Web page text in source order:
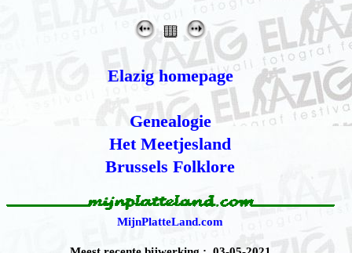
Elazig homepage
Genealogie
Het Meetjesland
Brussels Folklore
MijnPlatteLand.com